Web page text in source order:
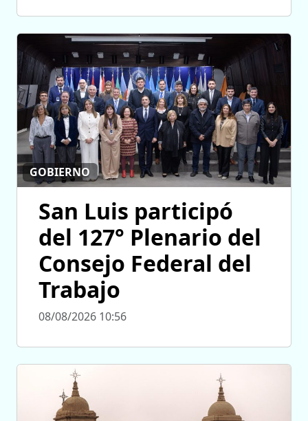
GOBIERNO
San Luis participó
del 127° Plenario del
Consejo Federal del
Trabajo
08/08/2026 10:56